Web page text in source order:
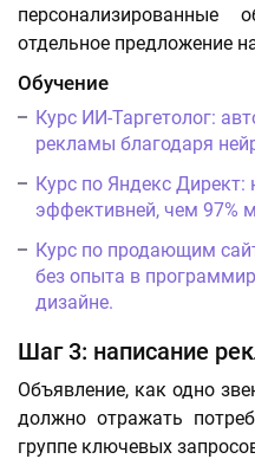
персонализированные
отдельное предложение
Обучение
Курс ИИ-Таргетолог:
рекламы благодаря
Курс по Яндекс Директ:
эффективней, чем 97%
Курс по продающим
без опыта в
дизайне.
Шаг 3: написание
Объявление, как одно
должно отражать
группе ключевых